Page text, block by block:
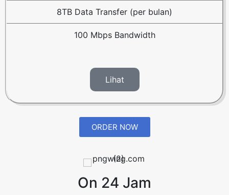
8TB Data Transfer (per bulan)
100 Mbps Bandwidth
Lihat
ORDER NOW
On 24 Jam